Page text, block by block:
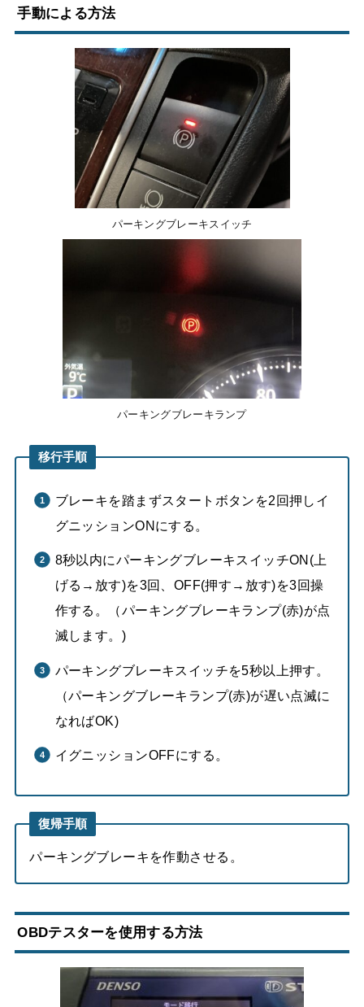
手動による方法
パーキングブレーキスイッチ
パーキングブレーキランプ
移行手順
ブレーキを踏まずスタートボタンを2回押しイ
グニッションONにする。
8秒以内にパーキングブレーキスイッチON(上
げる→放す)を3回、OFF(押す→放す)を3回操
作する。（パーキングブレーキランプ(赤)が点
滅します。)
パーキングブレーキスイッチを5秒以上押す。
（パーキングブレーキランプ(赤)が遅い点滅に
なればOK)
イグニッションOFFにする。
復帰手順
パーキングブレーキを作動させる。
OBDテスターを使用する方法